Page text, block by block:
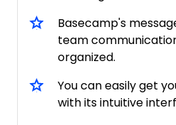
Basecamp's
team
organized.
You can easily get
with its intuitive